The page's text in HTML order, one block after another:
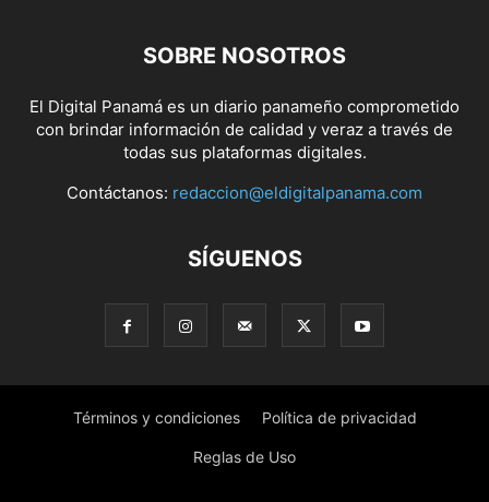
SOBRE NOSOTROS
El Digital Panamá es un diario panameño comprometido
con brindar información de calidad y veraz a través de
todas sus plataformas digitales.
Contáctanos: redaccion@eldigitalpanama.com
SÍGUENOS
Términos y condiciones Política de privacidad
Reglas de Uso